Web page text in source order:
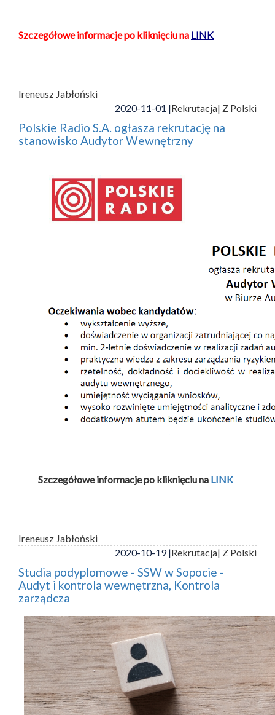
Szczegółowe informacje po kliknięciu na LINK
Ireneusz Jabłoński
2020-11-01 |Rekrutacja| Z Polski
Polskie Radio S.A. ogłasza rekrutację na
stanowisko Audytor Wewnętrzny
Szczegółowe informacje po kliknięciu na LINK
Ireneusz Jabłoński
2020-10-19 |Rekrutacja| Z Polski
Studia podyplomowe - SSW w Sopocie -
Audyt i kontrola wewnętrzna, Kontrola
zarządcza